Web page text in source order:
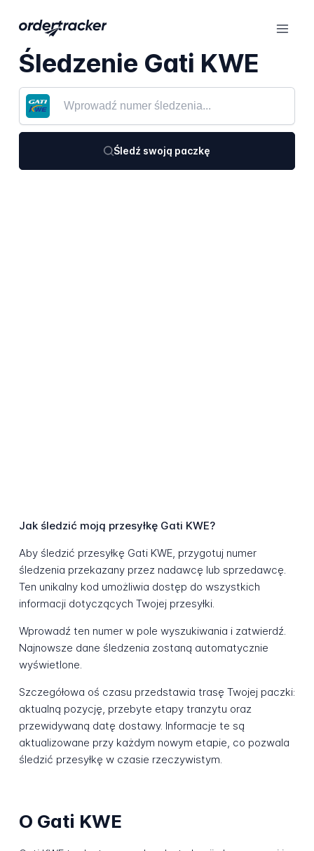
Śledzenie Gati KWE
Śledź swoją paczkę
Jak śledzić moją przesyłkę Gati KWE?
Aby śledzić przesyłkę Gati KWE, przygotuj numer
śledzenia przekazany przez nadawcę lub sprzedawcę.
Ten unikalny kod umożliwia dostęp do wszystkich
informacji dotyczących Twojej przesyłki.
Wprowadź ten numer w pole wyszukiwania i zatwierdź.
Najnowsze dane śledzenia zostaną automatycznie
wyświetlone.
Szczegółowa oś czasu przedstawia trasę Twojej paczki:
aktualną pozycję, przebyte etapy tranzytu oraz
przewidywaną datę dostawy. Informacje te są
aktualizowane przy każdym nowym etapie, co pozwala
śledzić przesyłkę w czasie rzeczywistym.
O Gati KWE